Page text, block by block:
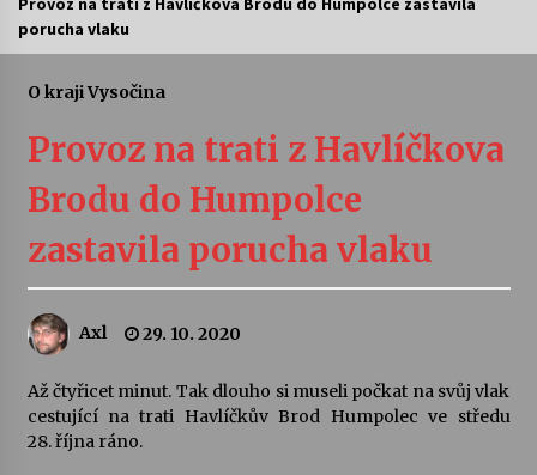
Vernisáž výstavy Josefíny Duškové: Stávám se
30. 7. 2026
Veselí muzikanti
30. 7. 2026
šedesátka: 28. 7.–1. 8. 2026
28. 7. 2026
porucha vlaku
O kraji Vysočina
Provoz na trati z Havlíčkova
Brodu do Humpolce
zastavila porucha vlaku
Axl 29. 10. 2020
Až čtyřicet minut. Tak dlouho si museli počkat na svůj vlak
cestující na trati Havlíčkův Brod Humpolec ve středu
28. října ráno.